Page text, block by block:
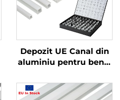
Depozit UE Canal din
aluminiu pentru benzi
aluminiu pentru
carcasă Montat profil